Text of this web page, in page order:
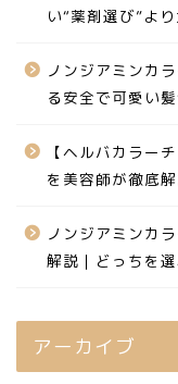
い“薬剤選び”よ
ノンジアミンカ
る安全で可愛い
【ヘルバカラー
を美容師が徹底
ノンジアミンカ
解説｜どっちを
アーカイブ